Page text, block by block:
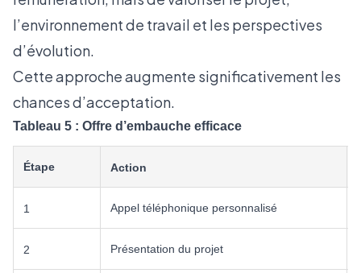
l’environnement de travail et les perspectives
d’évolution.
Cette approche augmente significativement les
chances d’acceptation.
Tableau 5 : Offre d’embauche efficace
Étape Action
1 Appel téléphonique personnalisé
2 Présentation du projet